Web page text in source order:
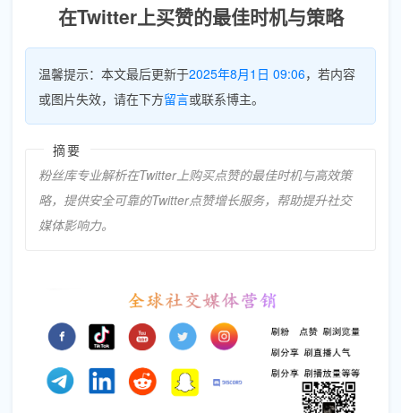
在Twitter上买赞的最佳时机与策略
温馨提示：本文最后更新于2025年8月1日 09:06，若内容
或图片失效，请在下方留言或联系博主。
摘要
粉丝库专业解析在Twitter上购买点赞的最佳时机与高效策
略，提供安全可靠的Twitter点赞增长服务，帮助提升社交
媒体影响力。